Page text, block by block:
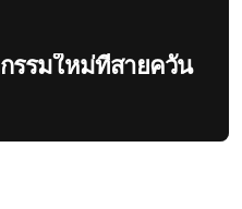
รรมใหม่ที่สายควัน